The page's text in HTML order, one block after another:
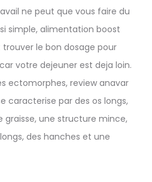
ne peut que vous faire du
simple, alimentation boost
le bon dosage pour
votre dejeuner est deja loin.
ectomorphes, review anavar
caracterise par des os longs,
graisse, une structure mince,
des hanches et une